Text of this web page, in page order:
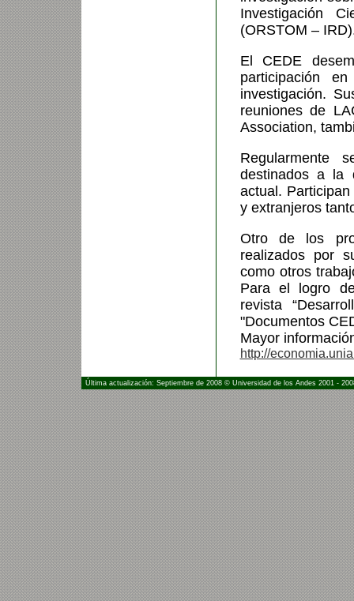
Investigación
(ORSTOM –
El CEDE
participación
investigación.
reuniones de
Association,
Regularmente
destinados a la
actual.
y extranjeros
Otro de los
realizados por
como otros
Para el logro
revista
"Documentos
Mayor
http://
Última actualización: Septiembre de 2008 © Universidad de los Andes 2001 -